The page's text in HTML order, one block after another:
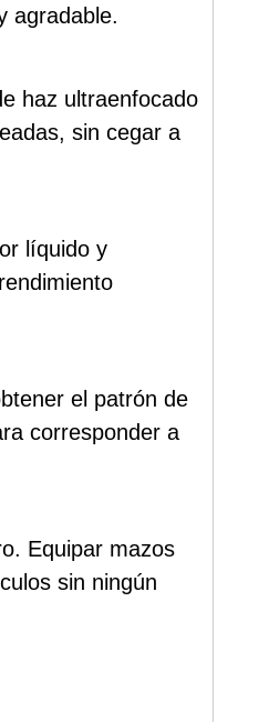
agradable.
haz ultraenfocado
sin cegar a
líquido y
el patrón de
corresponder a
Equipar mazos
sin ningún